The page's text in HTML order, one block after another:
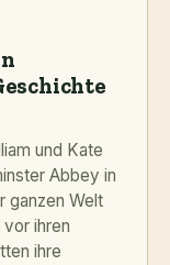
und Kate
Abbey in
ganzen Welt
ihren
ihre